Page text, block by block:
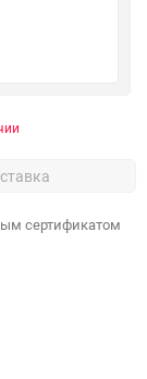
сертификатом